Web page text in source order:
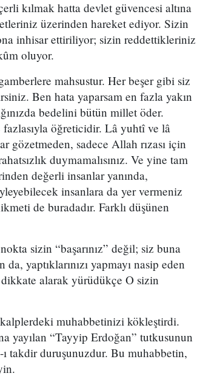
kılmak hatta devlet güvencesi altına
üzerinden hareket ediyor. Sizin
inhisar ettiriliyor; sizin reddettikleriniz
oluyor.
mahsustur. Her beşer gibi siz
Ben hata yaparsam en fazla yakın
bedelini bütün millet öder.
öğreticidir. Lâ yuhtî ve lâ
gözetmeden, sadece Allah rızası için
duymamalısınız. Ve yine tam
değerli insanlar yanında,
insanlara da yer vermeniz
de buradadır. Farklı düşünen
sizin “başarınız” değil; siz buna
yaptıklarınızı yapmayı nasip eden
dikkate alarak yürüdükçe O sizin
muhabbetinizi kökleştirdi.
yayılan “Tayyip Erdoğan” tutkusunun
takdir duruşunuzdur. Bu muhabbetin,